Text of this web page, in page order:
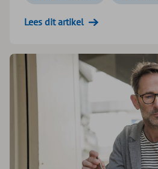
Lees dit artikel